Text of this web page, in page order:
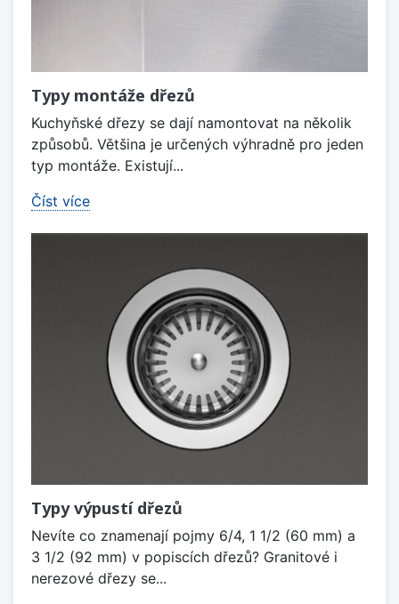
Typy montáže dřezů
Kuchyňské dřezy se dají namontovat na několik
způsobů. Většina je určených výhradně pro jeden
typ montáže. Existují...
Číst více
Typy výpustí dřezů
Nevíte co znamenají pojmy 6/4, 1 1/2 (60 mm) a
3 1/2 (92 mm) v popiscích dřezů? Granitové i
nerezové dřezy se...